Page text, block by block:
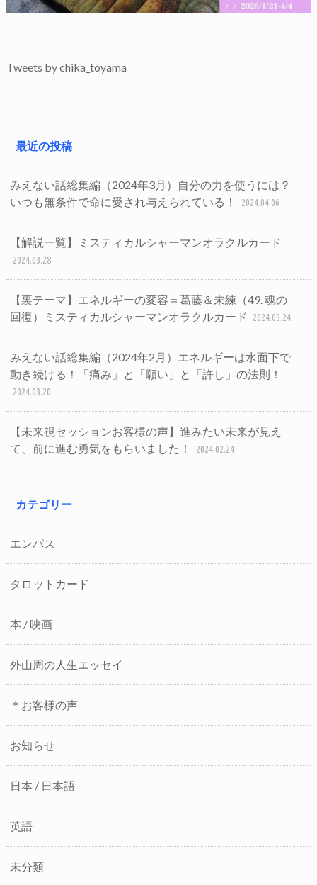
Tweets by chika_toyama
最近の投稿
みえない話総集編（2024年3月）自分の力を使うには？
いつも無条件で命に愛され与えられている！
2024.04.06
【解説一覧】ミスティカルシャーマンオラクルカード
2024.03.28
【裏テーマ】エネルギーの変容＝葛藤＆未練（49. 魂の
回復）ミスティカルシャーマンオラクルカード
2024.03.24
みえない話総集編（2024年2月）エネルギーは水面下で
動き続ける！「痛み」と「願い」と「許し」の法則！
2024.03.20
【未来視セッションお客様の声】進みたい未来が見え
て、前に進む勇気をもらいました！
2024.02.24
カテゴリー
エンパス
タロットカード
本 / 映画
外山周の人生エッセイ
＊お客様の声
お知らせ
日本 / 日本語
英語
未分類